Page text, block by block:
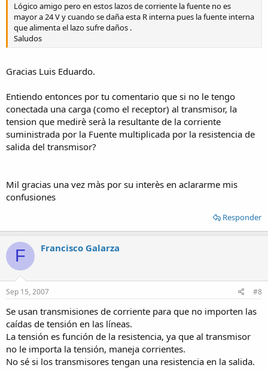
Lógico amigo pero en estos lazos de corriente la fuente no es
mayor a 24 V y cuando se daña esta R interna pues la fuente interna
que alimenta el lazo sufre daños .
Saludos
Gracias Luis Eduardo.
Entiendo entonces por tu comentario que si no le tengo
conectada una carga (como el receptor) al transmisor, la
tension que medirè serà la resultante de la corriente
suministrada por la Fuente multiplicada por la resistencia de
salida del transmisor?
Mil gracias una vez màs por su interès en aclararme mis
confusiones
Responder
F Francisco Galarza
Sep 15, 2007 #8
Se usan transmisiones de corriente para que no importen las
caídas de tensión en las líneas.
La tensión es función de la resistencia, ya que al transmisor
no le importa la tensión, maneja corrientes.
No sé si los transmisores tengan una resistencia en la salida.